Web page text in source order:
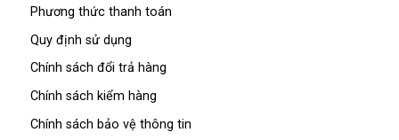
Phương thức thanh toán
Quy định sử dụng
Chính sách đổi trả hàng
Chính sách kiểm hàng
Chính sách bảo vệ thông tin